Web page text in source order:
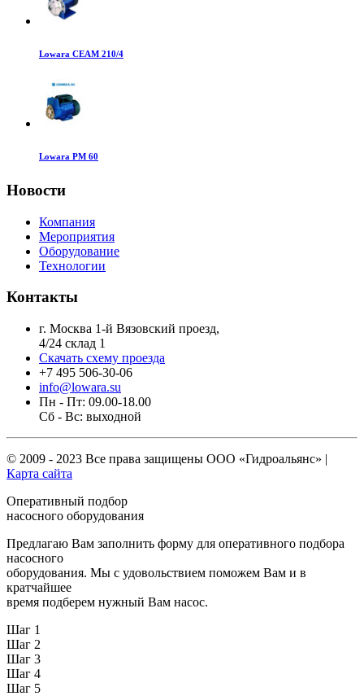
Lowara CEAM 210/4
Lowara PM 60
Новости
Компания
Мероприятия
Оборудование
Технологии
Контакты
г. Москва 1-й Вязовский проезд,
4/24 склад 1
Скачать схему проезда
+7 495 506-30-06
info@lowara.su
Пн - Пт: 09.00-18.00
Сб - Вс: выходной
© 2009 - 2023 Все права защищены ООО «Гидроальянс» |
Карта сайта
Оперативный подбор
насосного оборудования
Предлагаю Вам заполнить форму для оперативного подбора
насосного
оборудования. Мы с удовольствием поможем Вам и в
кратчайшее
время подберем нужный Вам насос.
Шаг 1
Шаг 2
Шаг 3
Шаг 4
Шаг 5